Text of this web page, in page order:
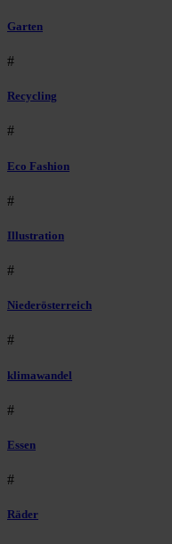
Garten
#
Recycling
#
Eco Fashion
#
Illustration
#
Niederösterreich
#
klimawandel
#
Essen
#
Räder